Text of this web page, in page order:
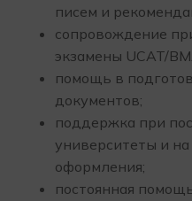
писем и
сопровождение
экзамены UCAT/
помощь в
документов;
поддержка при
университеты и на
оформления;
постоянная